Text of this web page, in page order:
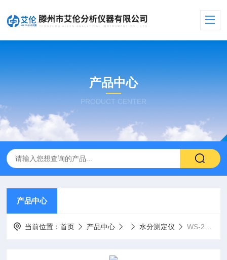
产品中心
PRODUCT CENTER
产品中心
当前位置：首页 产品中心 水分测定仪 WS-2000水分测价格